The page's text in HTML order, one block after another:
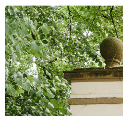
Deutsch
English
Português